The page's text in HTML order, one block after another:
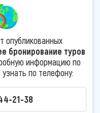
опубликованных
бронирование туров
информацию по
по телефону:
21-38